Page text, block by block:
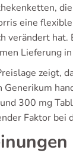
eine
verändert
Lieferung
zeigt,
Generikum
300 mg
Faktor bei